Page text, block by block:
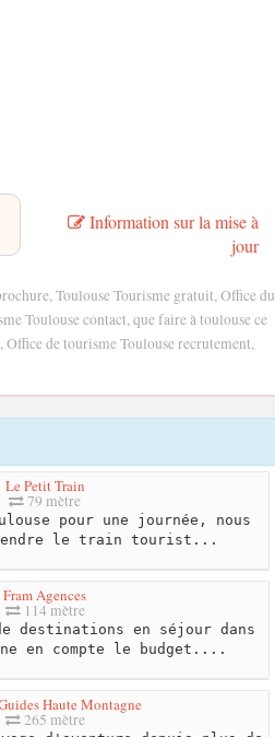
Information sur la mise à
jour
Toulouse Tourisme gratuit, Office du
Toulouse contact, que faire à toulouse ce
de tourisme Toulouse recrutement,
Le Petit Train
79 mètre
pour une journée, nous
le train tourist...
Fram Agences
114 mètre
destinations en séjour dans
en compte le budget....
Haute Montagne
265 mètre